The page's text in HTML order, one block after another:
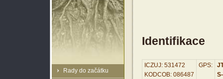
Rady do začátku
Identifikace
ICZUJ: 531472
KODCOB: 086487
GPS: